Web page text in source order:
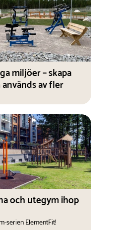
miljöer – skapa
av fler
och utegym ihop
serien ElementFit!